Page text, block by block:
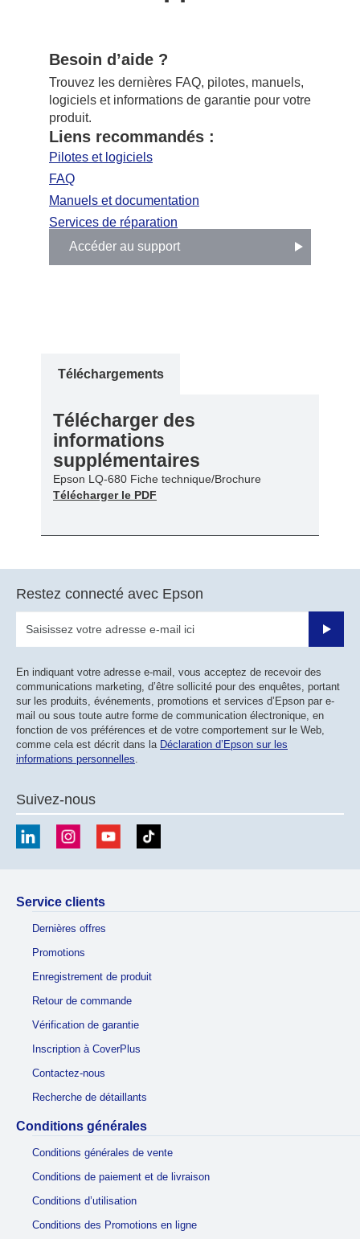
Besoin d’aide ?
Trouvez les dernières FAQ, pilotes, manuels,
logiciels et informations de garantie pour votre
produit.
Liens recommandés :
Pilotes et logiciels
FAQ
Manuels et documentation
Services de réparation
Accéder au support
Téléchargements
Télécharger des
informations
supplémentaires
Epson LQ-680 Fiche technique/Brochure
Télécharger le PDF
Restez connecté avec Epson
Valider
En indiquant votre adresse e-mail, vous acceptez de recevoir des
communications marketing, d’être sollicité pour des enquêtes, portant
sur les produits, événements, promotions et services d’Epson par e-
mail ou sous toute autre forme de communication électronique, en
fonction de vos préférences et de votre comportement sur le Web,
comme cela est décrit dans la Déclaration d’Epson sur les
informations personnelles
Suivez-nous
Service clients
Dernières offres
Promotions
Enregistrement de produit
Retour de commande
Vérification de garantie
Inscription à CoverPlus
Contactez-nous
Recherche de détaillants
Conditions générales
Conditions générales de vente
Conditions de paiement et de livraison
Conditions d’utilisation
Conditions des Promotions en ligne